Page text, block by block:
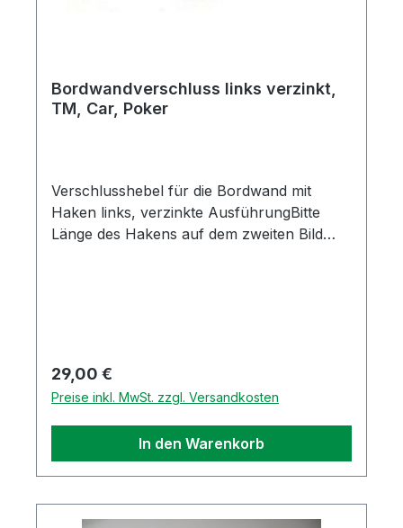
Bordwandverschluss links verzinkt,
TM, Car, Poker
Verschlusshebel für die Bordwand mit
Haken links, verzinkte AusführungBitte
Länge des Hakens auf dem zweiten Bild
Regulärer Preis:
29,00 €
Preise inkl. MwSt. zzgl. Versandkosten
In den Warenkorb